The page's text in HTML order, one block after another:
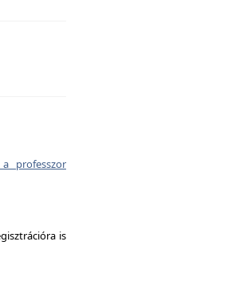
professzor
is